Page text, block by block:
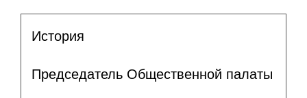
История
Председатель Общественной палаты